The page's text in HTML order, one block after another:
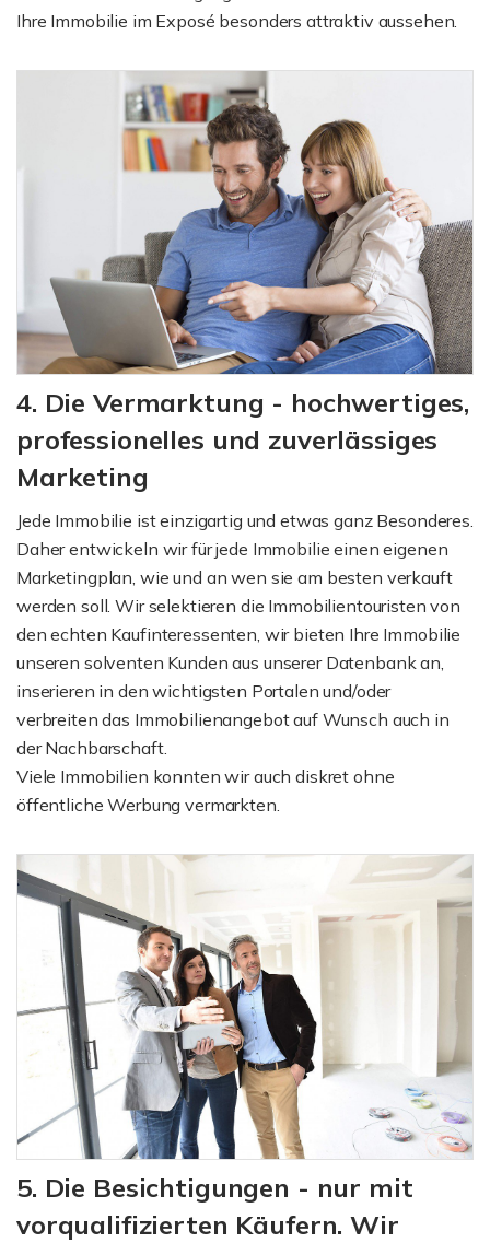
Ihre Immobilie im Exposé besonders attraktiv aussehen.
4. Die Vermarktung - hochwertiges,
professionelles und zuverlässiges
Marketing
Jede Immobilie ist einzigartig und etwas ganz Besonderes.
Daher entwickeln wir für jede Immobilie einen eigenen
Marketingplan, wie und an wen sie am besten verkauft
werden soll. Wir selektieren die Immobilientouristen von
den echten Kaufinteressenten, wir bieten Ihre Immobilie
unseren solventen Kunden aus unserer Datenbank an,
inserieren in den wichtigsten Portalen und/oder
verbreiten das Immobilienangebot auf Wunsch auch in
der Nachbarschaft.
Viele Immobilien konnten wir auch diskret ohne
öffentliche Werbung vermarkten.
5. Die Besichtigungen - nur mit
vorqualifizierten Käufern. Wir